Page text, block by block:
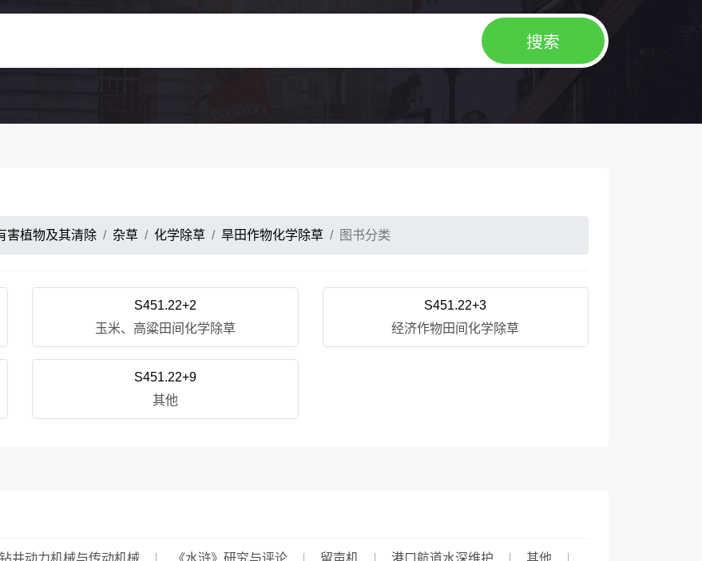
害植物及其清除 杂草 化学除草 旱田作物化学除草 图书分类
S451.22+2
玉米、高粱田间化学除草
S451.22+3
经济作物田间化学除草
S451.22+9
其他
钻井动力机械与传动机械 《水浒》研究与评论 留声机 港口航道水深维护 其他